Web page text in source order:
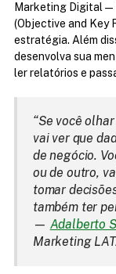
Marketing Digital —
(Objective and Key
estratégia. Além
desenvolva sua
ler relatórios e
“Se você
vai ver que
de negócio.
ou de outro,
tomar
também ter
— Adalberto
Marketing